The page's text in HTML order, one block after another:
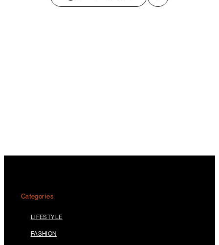
Categories
LIFESTYLE
FASHION